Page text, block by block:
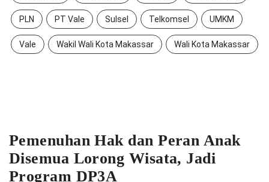
PLN PT Vale Sulsel Telkomsel UMKM
Vale Wakil Wali Kota Makassar Wali Kota Makassar
Pemenuhan Hak dan Peran Anak
Disemua Lorong Wisata, Jadi
Program DP3A